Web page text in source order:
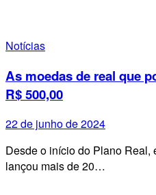
Notícias
As moedas de real que
R$ 500,00
22 de junho de 2024
Desde o início do Plano Real,
lançou mais de 20…